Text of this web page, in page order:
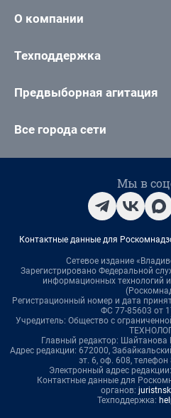
О компании
Техподдержка
Предвыборная агитация
Все города сети
Мы в
Контактные данные для
Сетевое издание
Зарегистрировано Федеральной
информационных технологий
Регистрационный номер и дата
ФС 77-85603 от
Учредитель: Общество с
Главный редактор: Шайтанова
Адрес редакции: 672000,
эт. 6, оф. 608,
Электронный адрес редакции:
Контактные данные для
органов:
Техподдержка: